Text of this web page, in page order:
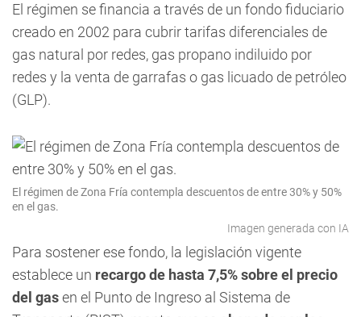
El régimen se financia a través de un fondo fiduciario
creado en 2002 para cubrir tarifas diferenciales de
gas natural por redes, gas propano indiluido por
redes y la venta de garrafas o gas licuado de petróleo
(GLP).
El régimen de Zona Fría contempla descuentos de entre 30% y 50%
en el gas.
Imagen generada con IA
Para sostener ese fondo, la legislación vigente
establece un recargo de hasta 7,5% sobre el precio
del gasen el Punto de Ingreso al Sistema de